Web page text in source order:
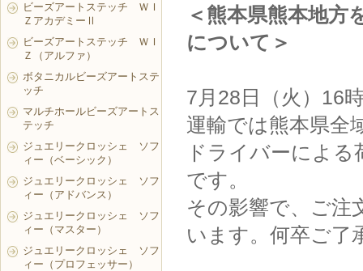
＜熊本県熊本地方
について＞
7月28日（火）16
運輸では熊本県全
ドライバーによ
です。
その影響で、ご注
います。何卒ご了
ビーズアートステッチ ＷＩ
ＺアカデミーⅡ
ビーズアートステッチ ＷＩ
Ｚ（アルファ）
ボタニカルビーズアートステ
ッチ
マルチホールビーズアートス
テッチ
ジュエリークロッシェ ソフ
ィー（ベーシック）
ジュエリークロッシェ ソフ
ィー（アドバンス）
ジュエリークロッシェ ソフ
ィー（マスター）
ジュエリークロッシェ ソフ
ィー（プロフェッサー）